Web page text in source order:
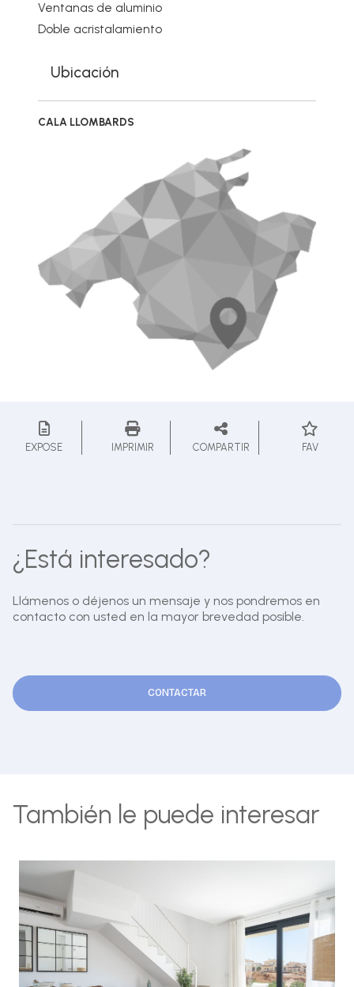
Ventanas de aluminio
Doble acristalamiento
Ubicación
CALA LLOMBARDS
EXPOSE IMPRIMIR COMPARTIR FAV
¿Está interesado?
Llámenos o déjenos un mensaje y nos pondremos en
contacto con usted en la mayor brevedad posible.
CONTACTAR
También le puede interesar